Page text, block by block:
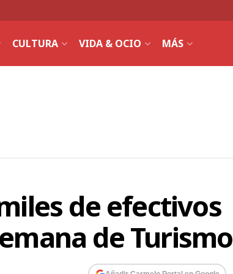
CULTURA VIDA & OCIO MÁS
de efectivos
de Turismo